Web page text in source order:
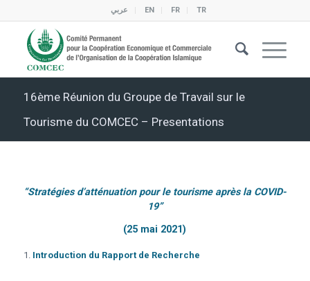
عربي EN FR TR
16ème Réunion du Groupe de Travail sur le
Tourisme du COMCEC – Presentations
“Stratégies d’atténuation pour le tourisme après la COVID-
19”
(25 mai 2021)
Introduction du Rapport de Recherche